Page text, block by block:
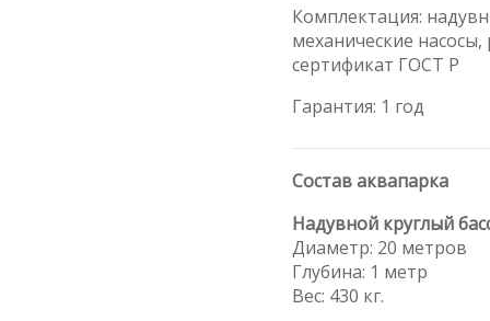
Комплектация:
механические
сертификат ГОСТ Р
Гарантия: 1 год
Состав аквапарка
Надувной круглый
Диаметр: 20 метров
Глубина: 1 метр
Вес: 430 кг.